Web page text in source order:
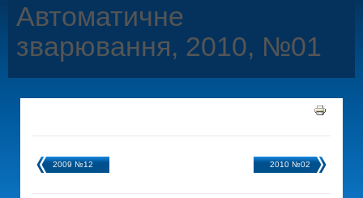
Автоматичне
зварювання, 2010, №01
2009 №12 2010 №02